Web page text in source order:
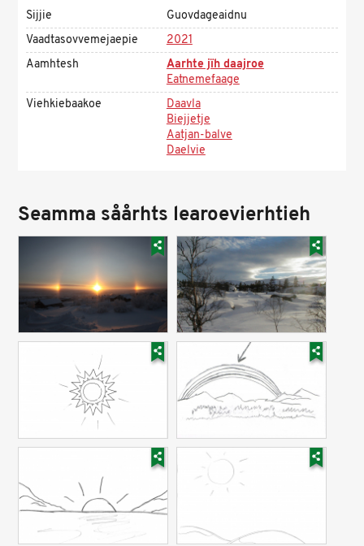
Sijjie
Guovdageaidnu
Vaadtasovvemejaepie
2021
Aamhtesh
Aarhte jïh daajroe
Eatnemefaage
Viehkiebaakoe
Daavla
Biejjetje
Aatjan-balve
Daelvie
Seamma såårhts learoevierhtieh